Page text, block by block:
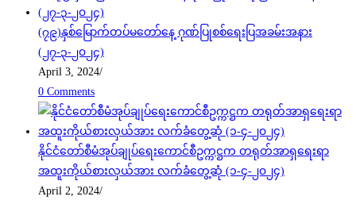
(၇၉)နှစ်မြောက်တပ်မတော်နေ့ ဂုဏ်ပြုစစ်ရေးပြအခမ်းအနား
(၂၇-၃-၂၀၂၄)
April 3, 2024/
0 Comments
နိုင်ငံတော်စီမံအုပ်ချုပ်ရေးကောင်စီဥက္ကဋ္ဌက တရုတ်အာရှရေးရာ
အထူးကိုယ်စားလှယ်အား လက်ခံတွေ့ဆုံ (၁-၄-၂၀၂၄)
April 2, 2024/